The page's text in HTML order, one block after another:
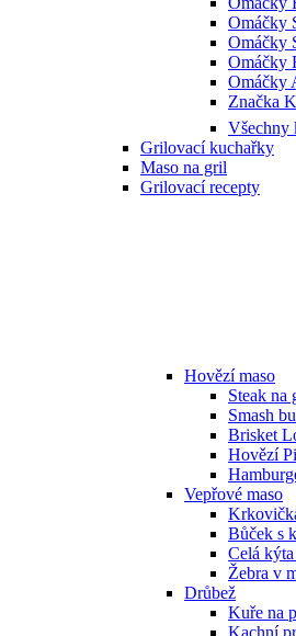
Omáčky
Omáčky
Omáčky
Omáčky
Značka
Všechny
Grilovací kuchařky
Maso na gril
Grilovací recepty
Hovězí maso
Steak na
Smash
Brisket
Hovězí
Vepřové maso
Bůček s
Celá
Žebra v
Drůbež
Kuře na
Kachní